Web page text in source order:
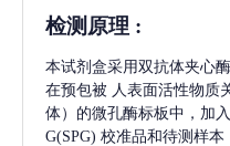
检测原理 :
本试剂盒采用双抗体夹心
在预包被 人表面活性物质
体）的微孔酶标板中，加入
G(SPG) 校准品和待测样本